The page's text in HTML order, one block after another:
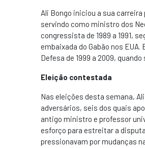
Ali Bongo iniciou a sua carreira
servindo como ministro dos
congressista de 1989 a 1991,
embaixada do Gabão nos
Defesa de 1999 a 2009,
Eleição contestada
Nas eleições desta semana,
adversários, seis dos quais
antigo ministro e professor
esforço para estreitar a
pressionavam por mudanças